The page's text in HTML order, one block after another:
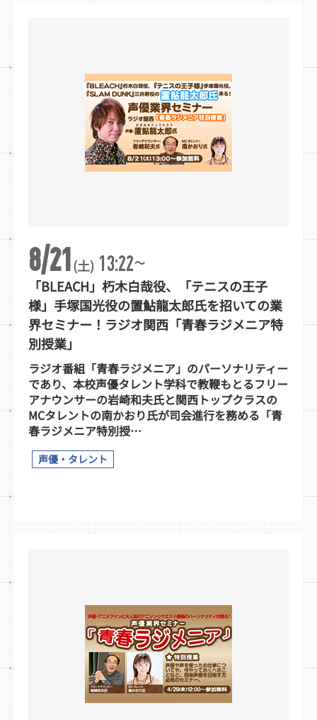
8/21 (土) 13:22~
「BLEACH」朽木白哉役、「テニスの王子
様」手塚国光役の置鮎龍太郎氏を招いての業
界セミナー！ラジオ関西「青春ラジメニア特
別授業」
ラジオ番組「青春ラジメニア」のパーソナリティー
であり、本校声優タレント学科で教鞭もとるフリー
アナウンサーの岩崎和夫氏と関西トップクラスの
MCタレントの南かおり氏が司会進行を務める「青
春ラジメニア特別授…
声優・タレント